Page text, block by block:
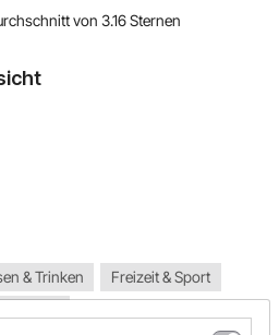
von 3.16 Sternen
& Trinken
Freizeit & Sport